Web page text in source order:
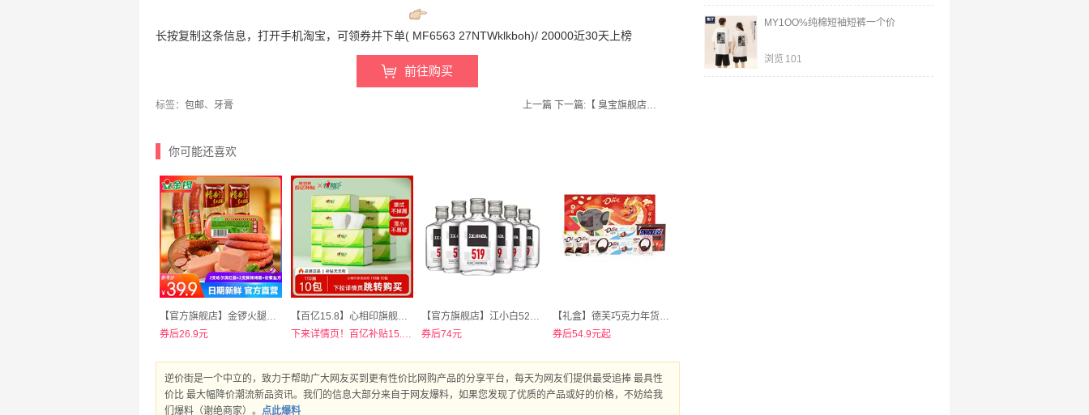
长按复制这条信息，打开手机淘宝，可领券并下单( MF6563 27NTWklkboh)/ 20000近30天上榜
前往购买
标签： 包邮、 牙膏 上一篇 下一篇: 【 臭宝旗舰店】大片腐竹柳州螺狮粉330g*3包
你可能还喜欢
【官方旗舰店】金锣火腿肠5支组合860g
券后26.9元
【百亿15.8】心相印旗舰店！茶语抽纸110抽10包
下来详情页！百亿补贴15.8元！
【官方旗舰店】江小白52度100ml*6瓶高粱酒高度小瓶装
券后74元
【礼盒】德芙巧克力年货礼盒集合
券后54.9元起
逆价街是一个中立的，致力于帮助广大网友买到更有性价比网购产品的分享平台，每天为网友们提供最受追捧 最具性
价比 最大幅降价潮流新品资讯。我们的信息大部分来自于网友爆料，如果您发现了优质的产品或好的价格，不妨给我
们爆料（谢绝商家）。 点此爆料
MY1OO%纯棉短袖短裤一个价
浏览 101